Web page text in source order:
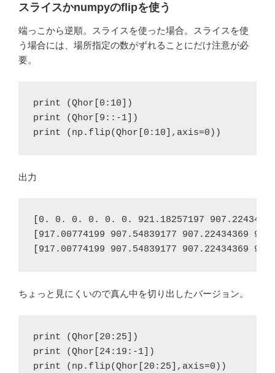
スライスかnumpyのflipを使う
端っこから逆順。スライスを使った場合。スライスを使
う場合には、場所指定の数がずれることにだけ注意が必
要。
print (Qhor[9::-1])
print (np.flip(Qhor[0:10],axis=0))
出力
[0. 0. 0. 0. 0.
0. 921.18257197
[917.00774199 907.54839177 907.22434369
[917.00774199 907.54839177 907.22434369
ちょっと見にくいので真ん中を切り出したバージョン。
print (Qhor[20:25])
print (np.flip(Qhor[20:25],axis=0))